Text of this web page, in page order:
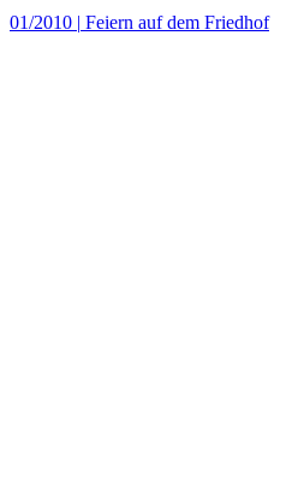
01/2010 | Feiern auf dem Friedhof